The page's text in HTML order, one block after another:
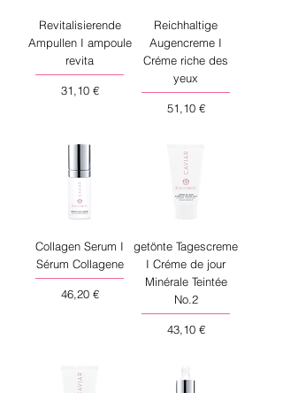
Revitalisierende
Ampullen I ampoule
revita
Preis
31,10 €
Reichhaltige
Augencreme I
Créme riche des
yeux
Preis
51,10 €
Collagen Serum I
Sérum Collagene
Preis
46,20 €
getönte Tagescreme
I Créme de jour
Minérale Teintée
No.2
Preis
43,10 €